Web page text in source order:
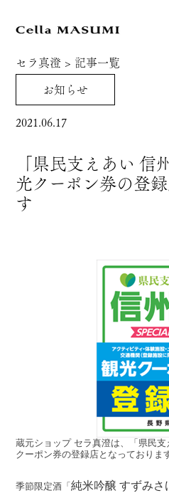
セラ真澄 > 記事一覧
お知らせ
2021.06.17
「県民支えあい 信
光クーポン券の登
す
蔵元ショップ セラ真澄は、「県民
クーポン券の登録店となっておりま
季節限定酒「純米吟醸 すずみさ